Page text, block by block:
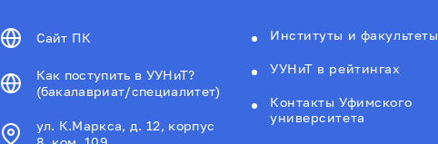
Сайт ПК
Как поступить в УУНиТ?
(бакалавриат/специалитет)
ул. К.Маркса, д. 12, корпус
Институты и факультеты
УУНиТ в рейтингах
Контакты Уфимского
университета